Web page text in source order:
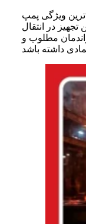
ویژگی پمپ
در انتقال
مطلوب و